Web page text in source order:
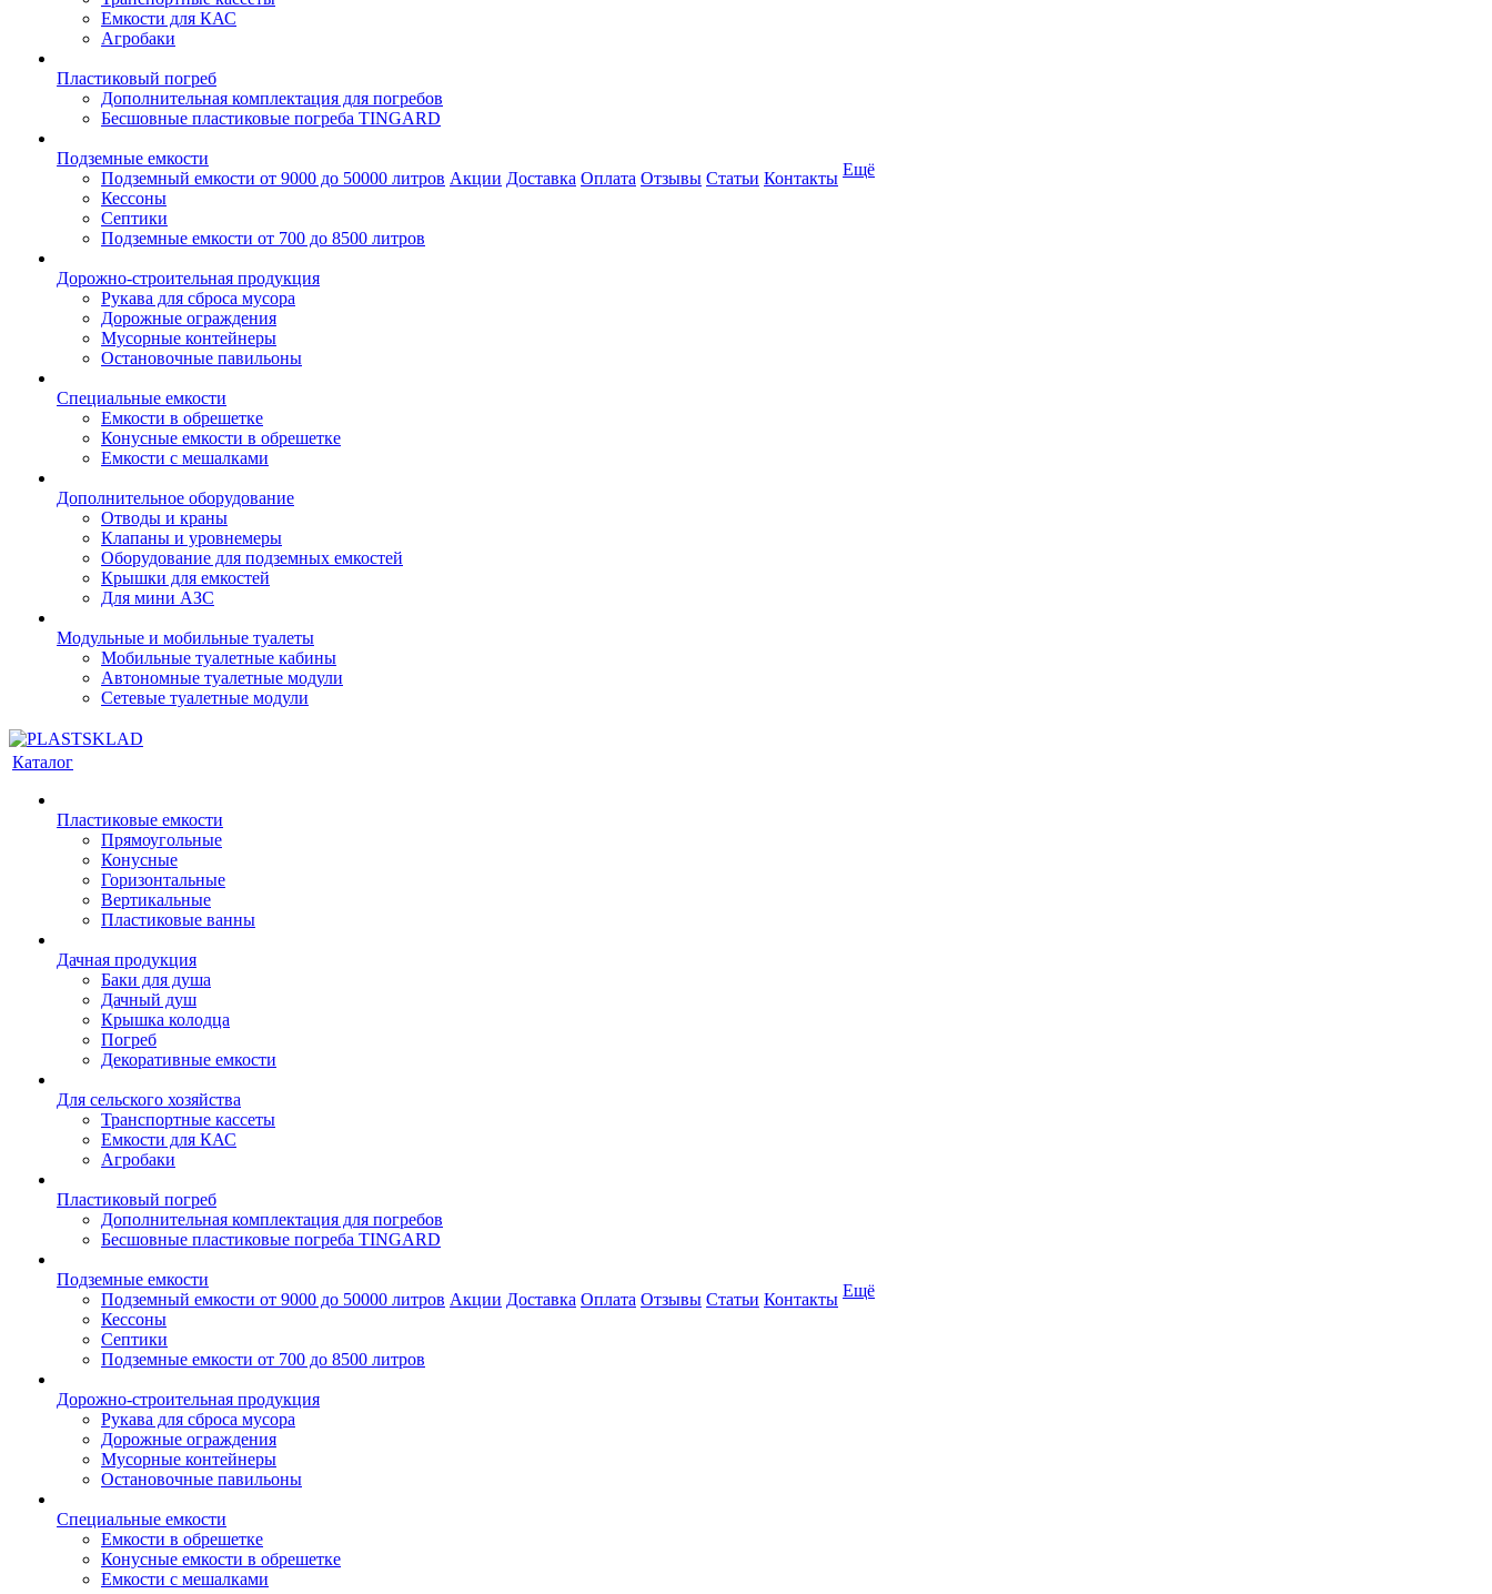
Емкости для КАС
Агробаки
Пластиковый погреб
Дополнительная комплектация для погребов
Бесшовные пластиковые погреба TINGARD
Подземные емкости
Подземный емкости от 9000 до 50000 литров
Кессоны
Септики
Подземные емкости от 700 до 8500 литров
Дорожно-строительная продукция
Рукава для сброса мусора
Дорожные ограждения
Мусорные контейнеры
Остановочные павильоны
Специальные емкости
Емкости в обрешетке
Конусные емкости в обрешетке
Емкости с мешалками
Дополнительное оборудование
Отводы и краны
Клапаны и уровнемеры
Оборудование для подземных емкостей
Крышки для емкостей
Для мини АЗС
Модульные и мобильные туалеты
Мобильные туалетные кабины
Автономные туалетные модули
Сетевые туалетные модули
Акции Доставка Оплата Отзывы Статьи Контакты Ещё
Каталог
Пластиковые емкости
Прямоугольные
Конусные
Горизонтальные
Вертикальные
Пластиковые ванны
Дачная продукция
Баки для душа
Дачный душ
Крышка колодца
Погреб
Декоративные емкости
Для сельского хозяйства
Транспортные кассеты
Емкости для КАС
Агробаки
Пластиковый погреб
Дополнительная комплектация для погребов
Бесшовные пластиковые погреба TINGARD
Подземные емкости
Подземный емкости от 9000 до 50000 литров
Кессоны
Септики
Подземные емкости от 700 до 8500 литров
Дорожно-строительная продукция
Рукава для сброса мусора
Дорожные ограждения
Мусорные контейнеры
Остановочные павильоны
Специальные емкости
Емкости в обрешетке
Конусные емкости в обрешетке
Емкости с мешалками
Акции Доставка Оплата Отзывы Статьи Контакты Ещё